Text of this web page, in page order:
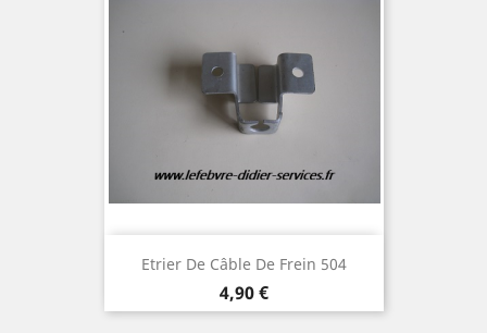
Etrier De Câble De Frein 504
Prix
4,90 €